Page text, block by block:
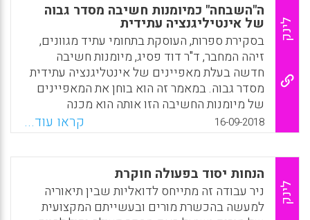
לינק
ה"השבחה" כמיומנות חשיבה מסדר גבוה
של אינטיליגנציה עתידית
בסקירת ספרות, העוסקת בתחומי עתיד מגוונים,
זיהה המחבר, ד"ר דוד פסיג, מיומנות חשיבה
חדשה בעלת מאפיינים של אינטליגנציה עתידית
מסדר גבוה. במאמר זה הוא בוחן את המאפיינים
של מיומנות החשיבה הזו אותה הוא מכנה
'השבחה'. קיימים שני סוגים של "השבחה"–
השבחה של קונצפציות, והשבחה של כלים.
בתהליך השבחה של מידע עתידי זיהה המחבר
ששה שלבים: כוונה מלכתחילה, תהליך, תוצר,
הערכה, לעיתים גם כוונה בדיעבד, והמשכיות.
במאמר זה הוא מגדיר ומסביר את חשיבות מיומנות
ההשבחה בתהליכי חינוך והכשרה לקראת העתיד.
16-09-2018 קראו עוד...
לינק
הנחות יסוד בפעולה חוקרת
ניר עבודה זה מתייחס לדואליות שבין תיאוריה
למעשה בהכשרת מורים ובעשייתם המקצועית